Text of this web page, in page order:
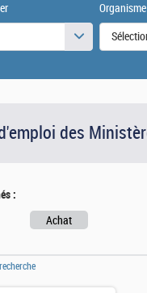
des
:
Achat